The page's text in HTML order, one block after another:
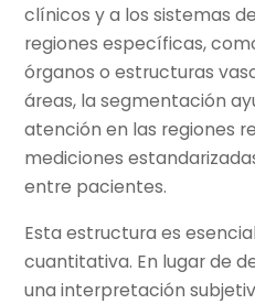
clínicos y a los sistemas
regiones específicas,
órganos o estructuras
áreas, la segmentación
atención en las regiones
mediciones
entre pacientes.
Esta estructura es
cuantitativa. En lugar de
una interpretación